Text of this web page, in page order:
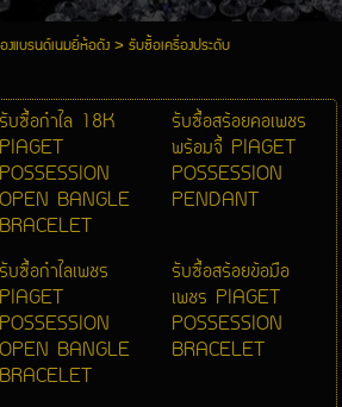
งแบรนด์เนมยี่ห้อดัง> รับซื้อเครื่องประดับ
รับซื้อกำไล 18K
PIAGET
POSSESSION
OPEN BANGLE
BRACELET
รับซื้อสร้อยคอเพชร
พร้อมจี้ PIAGET
POSSESSION
PENDANT
รับซื้อกำไลเพชร
PIAGET
POSSESSION
OPEN BANGLE
BRACELET
รับซื้อสร้อยข้อมือ
เพชร PIAGET
POSSESSION
BRACELET